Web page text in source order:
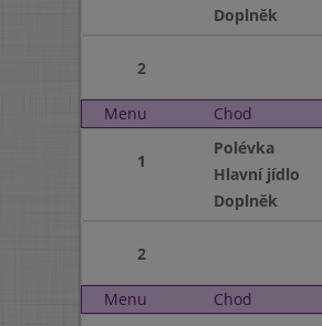
Doplněk
2
Menu Chod
1
Polévka
Hlavní jídlo
Doplněk
2
Menu Chod